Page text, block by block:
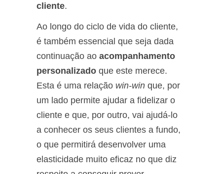
cliente.
Ao longo do ciclo de vida do cliente,
é também essencial que seja dada
continuação ao acompanhamento
personalizado que este merece.
Esta é uma relação win-win que, por
um lado permite ajudar a fidelizar o
cliente e que, por outro, vai ajudá-lo
a conhecer os seus clientes a fundo,
o que permitirá desenvolver uma
elasticidade muito eficaz no que diz